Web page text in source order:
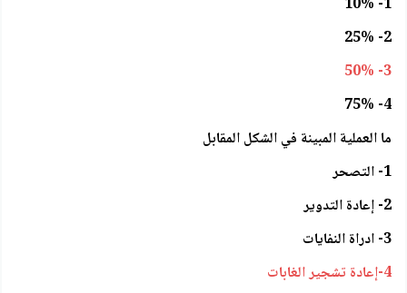
2- 25%
3- 50%
4- 75%
ما العملية المبينة في الشكل المقابل
1- التصحر
2- إعادة التدوير
3- ادراة النفايات
4-إعادة تشجير الغابات